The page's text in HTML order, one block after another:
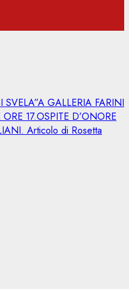
GALLERIA FARINI
17.OSPITE D’ONORE
Articolo di Rosetta